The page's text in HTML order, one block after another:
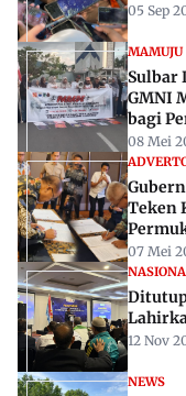
05 Sep
MAMUJU
Sulbar
GMNI
bagi
08 Mei
Teken
07 Mei
12 Nov
NEWS